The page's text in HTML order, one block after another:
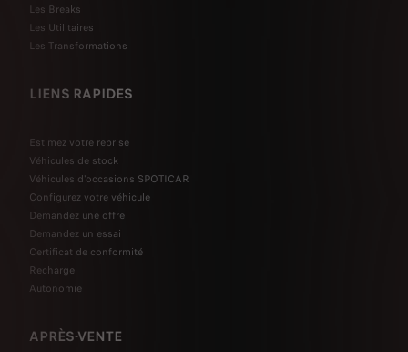
Les Breaks
Les Utilitaires
Les Transformations
LIENS RAPIDES
Estimez votre reprise
Véhicules de stock
Véhicules d'occasions SPOTICAR
Configurez votre véhicule
Demandez une offre
Demandez un essai
Certificat de conformité
Recharge
Autonomie
APRÈS-VENTE